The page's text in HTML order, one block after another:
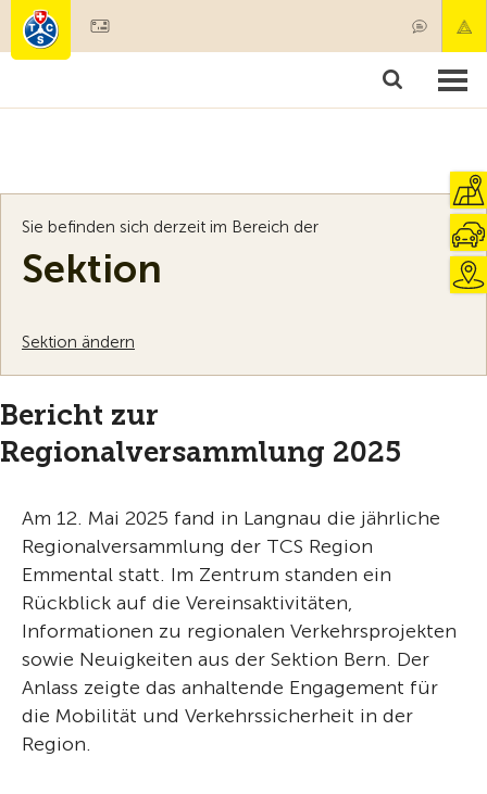
Mitgliedschaft & Leistungen
Sie befinden sich derzeit im Bereich der
Sektion
Sektion ändern
Bericht zur
Regionalversammlung 2025
Am 12. Mai 2025 fand in Langnau die jährliche
Regionalversammlung der TCS Region
Emmental statt. Im Zentrum standen ein
Rückblick auf die Vereinsaktivitäten,
Informationen zu regionalen Verkehrsprojekten
sowie Neuigkeiten aus der Sektion Bern. Der
Anlass zeigte das anhaltende Engagement für
die Mobilität und Verkehrssicherheit in der
Region.